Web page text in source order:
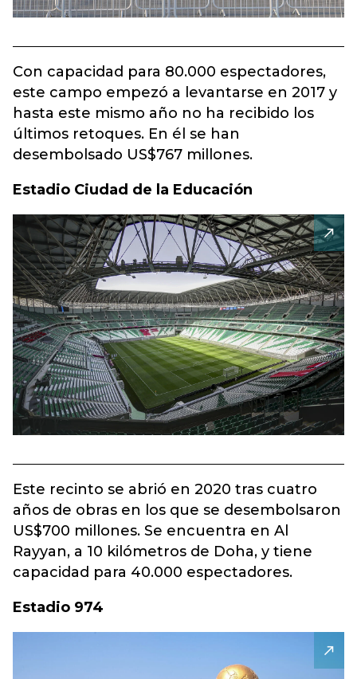
Con capacidad para 80.000 espectadores,
este campo empezó a levantarse en 2017 y
hasta este mismo año no ha recibido los
últimos retoques. En él se han
desembolsado US$767 millones.
Estadio Ciudad de la Educación
Este recinto se abrió en 2020 tras cuatro
años de obras en los que se desembolsaron
US$700 millones. Se encuentra en Al
Rayyan, a 10 kilómetros de Doha, y tiene
capacidad para 40.000 espectadores.
Estadio 974